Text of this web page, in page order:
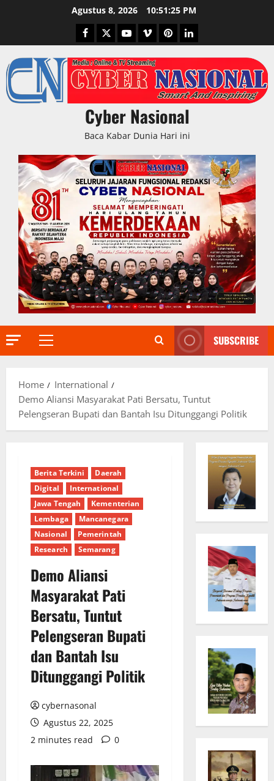
Agustus 8, 2026 10:51:26 PM
Facebook
TwitterYoutubeVimeoPinterestLinkedIn
Cyber Nasional
Baca Kabar Dunia Hari ini
Primary
SUBSCRIBE
Home
International
Demo Aliansi Masyarakat Pati Bersatu, Tuntut
Pelengseran Bupati dan Bantah Isu Ditunggangi Politik
Berita Terkini
Daerah
Digital
International
Jawa Tengah
Kementerian
Lembaga
Mancanegara
Nasional
Pemerintah
Research
Semarang
Demo Aliansi
Masyarakat Pati
Bersatu, Tuntut
Pelengseran Bupati
dan Bantah Isu
Ditunggangi Politik
cybernasonal
Agustus 22, 2025
2 minutes read
0